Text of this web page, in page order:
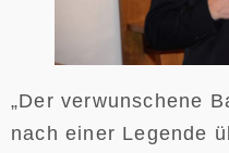
„Der verwunschene
nach einer Legende